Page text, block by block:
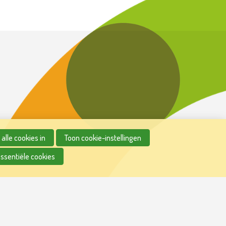
cookies in
Toon cookie-instellingen
cookies